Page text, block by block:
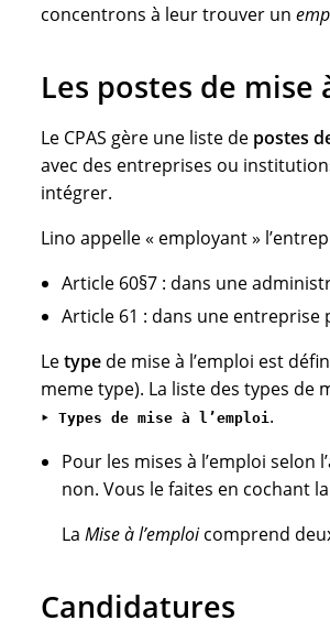
concentrons à leur trouver un
Les postes de mise
Le CPAS gère une liste de postes
avec des entreprises ou
intégrer.
Lino appelle « employant »
Article 60§7 : dans une
Article 61 : dans une entreprise
Letype de mise à l’emploi est
meme type). La liste des types de
‣ Types de mise à l’emploi .
Pour les mises à l’emploi selon
non. Vous le faites en cochant
LaMise à l’emploicomprend
Candidatures